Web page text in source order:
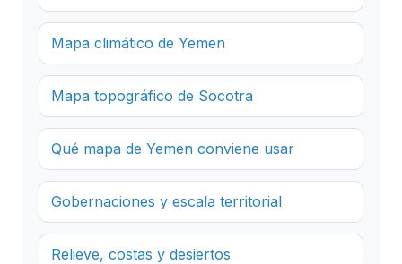
Mapa climático de Yemen
Mapa topográfico de Socotra
Qué mapa de Yemen conviene usar
Gobernaciones y escala territorial
Relieve, costas y desiertos